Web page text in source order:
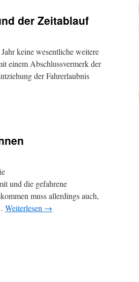
der Zeitablauf
keine wesentliche weitere
einem Abschlussvermerk der
der Fahrerlaubnis
und die gefahrene
muss allerdings auch,
Weiterlesen →